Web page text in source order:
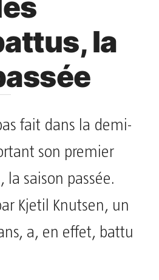
la
fait dans la demi-
son premier
saison passée.
Kjetil Knutsen, un
a, en effet, battu